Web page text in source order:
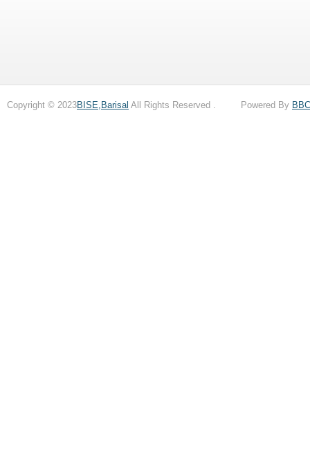
Copyright © 2023BISE,Barisal All Rights Reserved . Powered By